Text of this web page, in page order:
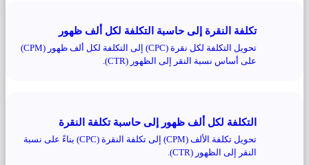
تكلفة النقرة إلى حاسبة التكلفة لكل ألف ظهور
تحويل التكلفة لكل نقرة (CPC) إلى التكلفة لكل ألف ظهور (CPM)
على أساس نسبة النقر إلى الظهور (CTR).
التكلفة لكل ألف ظهور إلى حاسبة تكلفة النقرة
تحويل تكلفة الألف (CPM) إلى تكلفة النقرة (CPC) بناءً على نسبة
النقر إلى الظهور (CTR).